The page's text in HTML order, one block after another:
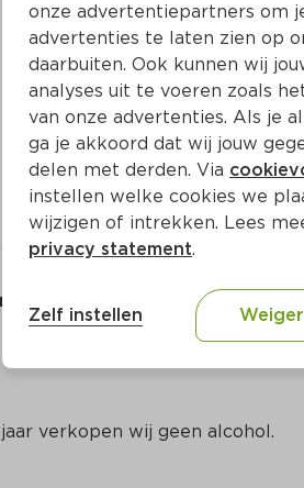
verkopen wij geen alcohol.
onze advertentiepartners om
advertenties te laten zien op
daarbuiten. Ook kunnen wij
analyses uit te voeren zoals
van onze advertenties. Als je
ga je akkoord dat wij jouw
delen met derden. Via
instellen welke cookies we
wijzigen of intrekken. Lees
privacy statement.
Zelf instellen